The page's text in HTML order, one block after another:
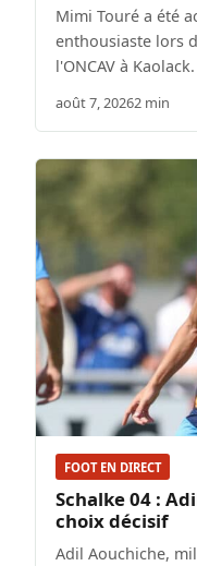
Mimi Touré a été
enthousiaste lors
l'ONCAV à Kaolack.
août 7, 20262 min
FOOT EN DIRECT
Schalke 04 :
choix décisif
Adil Aouchiche,